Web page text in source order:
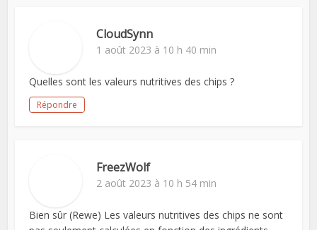
CloudSynn
1 août 2023 à 10 h 40 min
Quelles sont les valeurs nutritives des chips ?
Répondre
FreezWolf
2 août 2023 à 10 h 54 min
Bien sûr (Rewe) Les valeurs nutritives des chips ne sont